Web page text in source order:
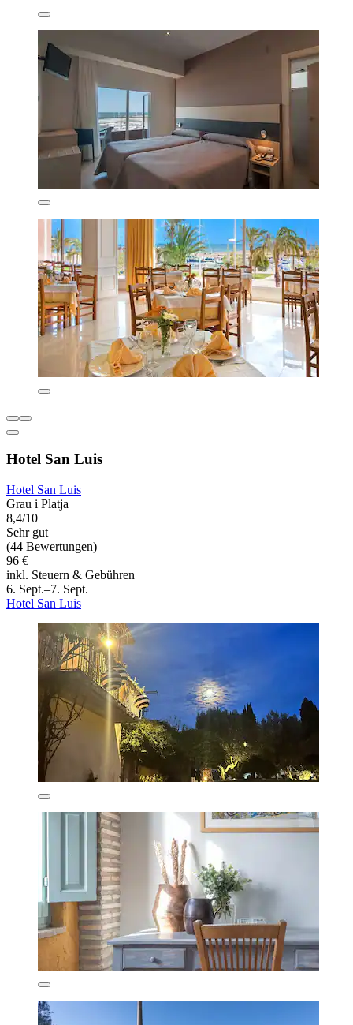
Hotel San Luis
Hotel San Luis
Grau i Platja
8,4/10
Sehr gut
(44 Bewertungen)
96 €
inkl. Steuern & Gebühren
6. Sept.–7. Sept.
Hotel San Luis